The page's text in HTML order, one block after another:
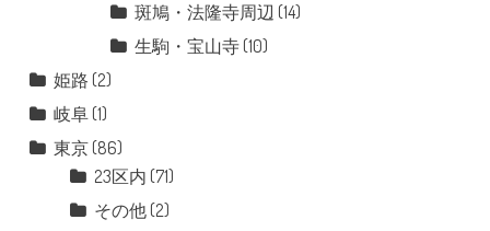
斑鳩・法隆寺周辺 (14)
生駒・宝山寺(10)
姫路 (2)
岐阜(1)
東京(86)
23区内 (71)
その他(2)